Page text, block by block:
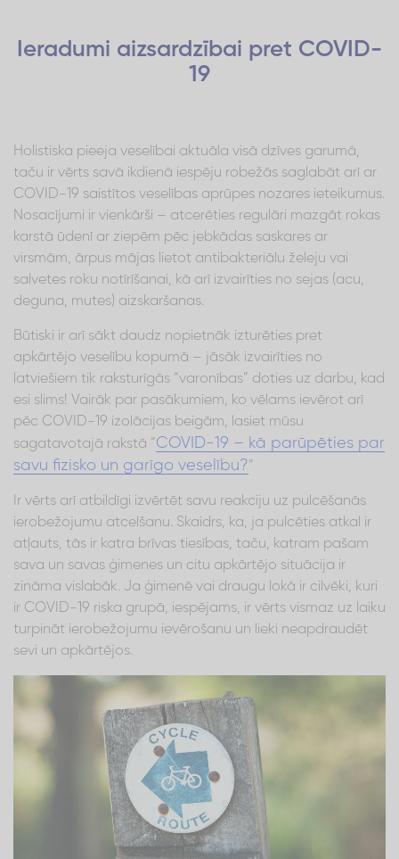
Ieradumi aizsardzībai pret COVID-
19
Holistiska pieeja veselībai aktuāla visā dzīves garumā,
taču ir vērts savā ikdienā iespēju robežās saglabāt arī ar
COVID-19 saistītos veselības aprūpes nozares ieteikumus.
Nosacījumi ir vienkārši – atcerēties regulāri mazgāt rokas
karstā ūdenī ar ziepēm pēc jebkādas saskares ar
virsmām, ārpus mājas lietot antibakteriālu želeju vai
salvetes roku notīrīšanai, kā arī izvairīties no sejas (acu,
deguna, mutes) aizskaršanas.
Būtiski ir arī sākt daudz nopietnāk izturēties pret
apkārtējo veselību kopumā – jāsāk izvairīties no
latviešiem tik raksturīgās “varonības” doties uz darbu, kad
esi slims! Vairāk par pasākumiem, ko vēlams ievērot arī
pēc COVID-19 izolācijas beigām, lasiet mūsu
sagatavotajā rakstā “COVID-19 – kā parūpēties par
savu fizisko un garīgo veselību?”
Ir vērts arī atbildīgi izvērtēt savu reakciju uz pulcēšanās
ierobežojumu atcelšanu. Skaidrs, ka, ja pulcēties atkal ir
atļauts, tās ir katra brīvas tiesības, taču, katram pašam
sava un savas ģimenes un citu apkārtējo situācija ir
zināma vislabāk. Ja ģimenē vai draugu lokā ir cilvēki, kuri
ir COVID-19 riska grupā, iespējams, ir vērts vismaz uz laiku
turpināt ierobežojumu ievērošanu un lieki neapdraudēt
sevi un apkārtējos.